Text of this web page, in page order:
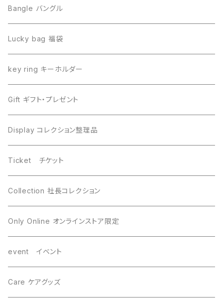
Imilac イミラック
Henbury ヘンブリー
Dronino ドロニノ
Moldavite モルダバイト
Seymchan セイムチャン
WireWrapping ワイヤーラッピング
Gebel Kamil ゲベルカミル
Mundrabilla マンドラビラ
Saint-Aubin サントーバン
Sikhote-Alin シホーテアリン
Libyan desert glass リビアングラス
Seymchan セイムチャン
Imilac イミラック
Moldavite モルダバイト
Dronino ドロニノ
Brahin ブラヒン
Uruacu ウルアク
Canyon Diablo キャニオンディアブロ
Agoudal アグダル
Chelyabinsk チェリャビンスク
Bangle バングル
Lucky bag 福袋
key ring キーホルダー
Gift ギフト・プレゼント
Display コレクション整理品
Ticket チケット
Collection 社長コレクション
Only Online オンラインストア限定
event イベント
Care ケアグッズ